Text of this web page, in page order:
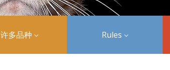
许多品种 Rules